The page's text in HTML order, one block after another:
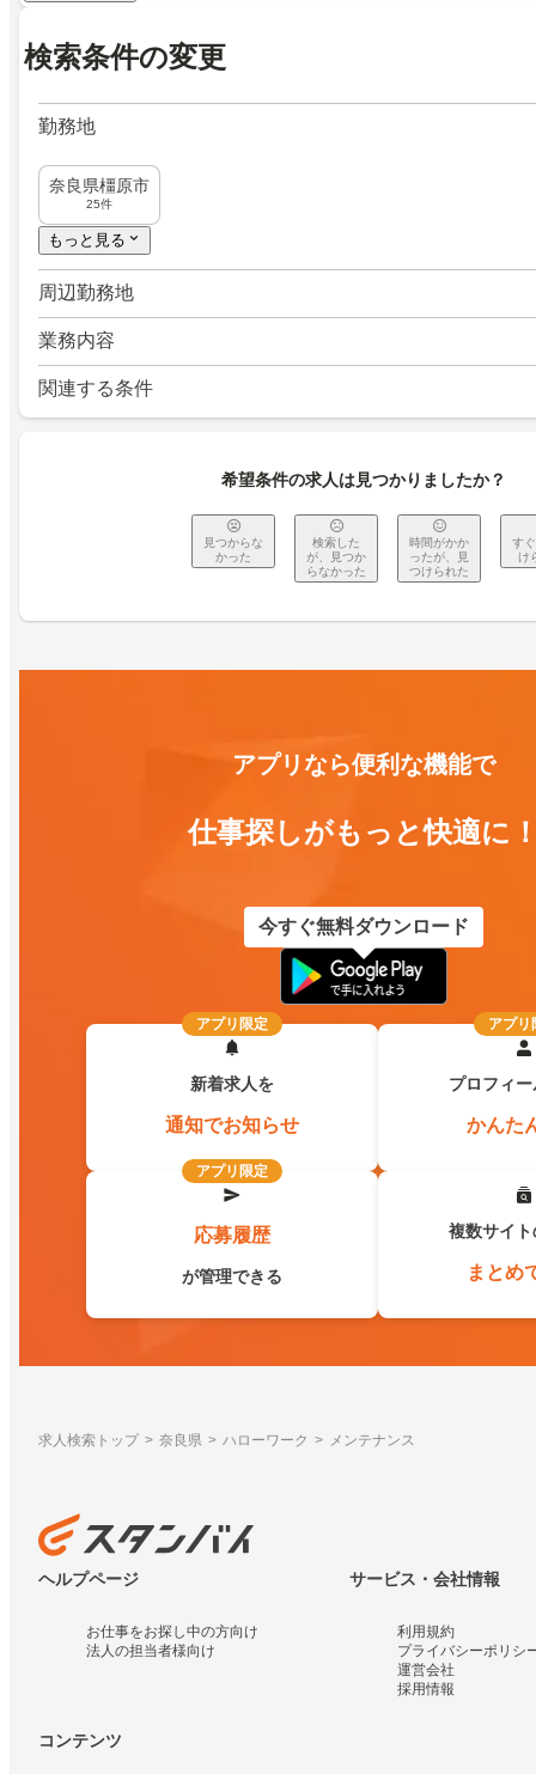
検索条件の変更
勤務地
奈良県橿原市
25件
もっと見る
周辺勤務地
業務内容
関連する条件
希望条件の求人は見つかりましたか？
見つからな
かった
検索した
が、見つか
らなかった
時間がかか
ったが、見
つけられた
す
け
アプリなら便利な機能で
仕事探しがもっと快適に
今すぐ無料ダウンロード
アプリ限定
新着求人を
通知でお知らせ
アプリ
プロフィ
かんた
アプリ限定
応募履歴
が管理できる
複数サイ
まとめ
求人検索トップ 奈良県 ハローワーク メンテナンス
ヘルプページ
お仕事をお探し中の方向け
法人の担当者様向け
サービス・会社情報
利用規約
プライバシーポリシ
運営会社
採用情報
コンテンツ